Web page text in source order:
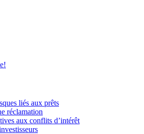
liés aux prêts
réclamation
aux conflits d’intérêt